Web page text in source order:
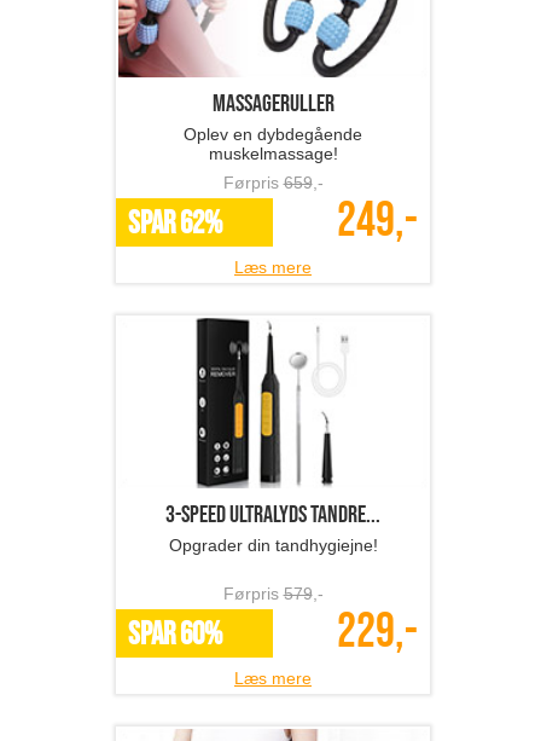
Massageruller
Oplev en dybdegående
muskelmassage!
Førpris659,-
SPAR 62% 249,-
Læs mere
3-speed ultralyds tandre...
Opgrader din tandhygiejne!
Førpris579,-
SPAR 60% 229,-
Læs mere